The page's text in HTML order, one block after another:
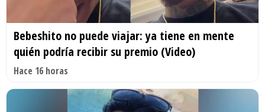
Bebeshito no puede viajar: ya tiene en mente
quién podría recibir su premio (Video)
Hace 16 horas